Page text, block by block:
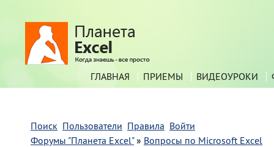
ГЛАВНАЯ ПРИЕМЫ ВИДЕОУРОКИ
Поиск Пользователи Правила Войти
Форумы "Планета Excel" » Вопросы по Microsoft Excel